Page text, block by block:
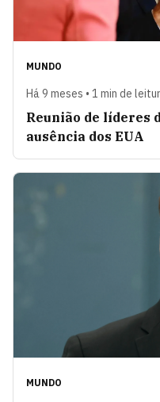
MUNDO
Há 9 meses • 1 min de
Reunião de líderes
ausência dos EUA
MUNDO